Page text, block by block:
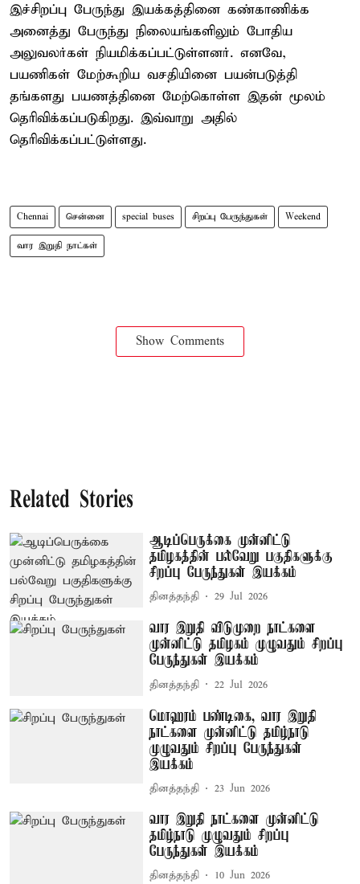
இச்சிறப்பு பேருந்து இயக்கத்தினை கண்காணிக்க
அனைத்து பேருந்து நிலையங்களிலும் போதிய
அலுவலர்கள் நியமிக்கப்பட்டுள்ளனர். எனவே,
பயணிகள் மேற்கூறிய வசதியினை பயன்படுத்தி
தங்களது பயணத்தினை மேற்கொள்ள இதன் மூலம்
தெரிவிக்கப்படுகிறது. இவ்வாறு அதில்
தெரிவிக்கப்பட்டுள்ளது.
Chennai சென்னை special buses சிறப்பு பேருந்துகள் Weekend
வார இறுதி நாட்கள்
Show Comments
Related Stories
ஆடிப்பெருக்கை முன்னிட்டு
தமிழகத்தின் பல்வேறு பகுதிகளுக்கு
சிறப்பு பேருந்துகள் இயக்கம்
தினத்தந்தி 29 Jul 2026
வார இறுதி விடுமுறை நாட்களை
முன்னிட்டு தமிழகம் முழுவதும் சிறப்பு
பேருந்துகள் இயக்கம்
தினத்தந்தி 22 Jul 2026
மொஹரம் பண்டிகை, வார இறுதி
நாட்களை முன்னிட்டு தமிழ்நாடு
முழுவதும் சிறப்பு பேருந்துகள்
இயக்கம்
தினத்தந்தி 23 Jun 2026
வார இறுதி நாட்களை முன்னிட்டு
தமிழ்நாடு முழுவதும் சிறப்பு
பேருந்துகள் இயக்கம்
தினத்தந்தி 10 Jun 2026